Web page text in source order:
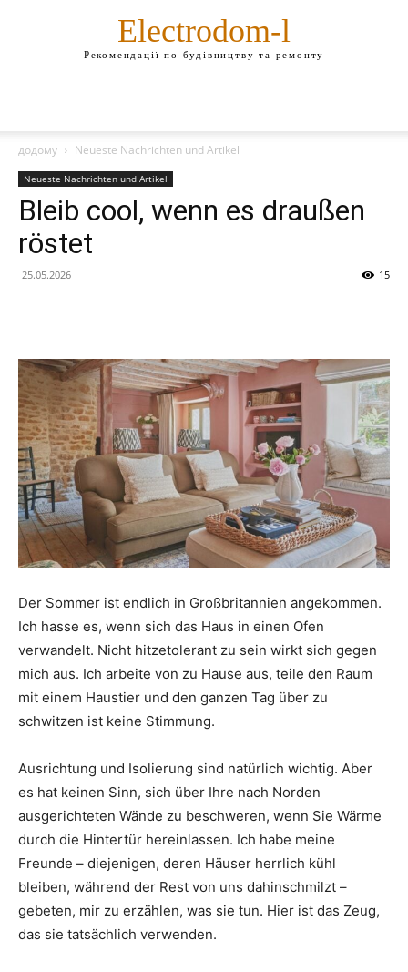
Electrodom-l
Рекомендації по будівництву та ремонту
додому Neueste Nachrichten und Artikel
Neueste Nachrichten und Artikel
Bleib cool, wenn es draußen
röstet
25.05.2026 15
Der Sommer ist endlich in Großbritannien angekommen.
Ich hasse es, wenn sich das Haus in einen Ofen
verwandelt. Nicht hitzetolerant zu sein wirkt sich gegen
mich aus. Ich arbeite von zu Hause aus, teile den Raum
mit einem Haustier und den ganzen Tag über zu
schwitzen ist keine Stimmung.
Ausrichtung und Isolierung sind natürlich wichtig. Aber
es hat keinen Sinn, sich über Ihre nach Norden
ausgerichteten Wände zu beschweren, wenn Sie Wärme
durch die Hintertür hereinlassen. Ich habe meine
Freunde – diejenigen, deren Häuser herrlich kühl
bleiben, während der Rest von uns dahinschmilzt –
gebeten, mir zu erzählen, was sie tun. Hier ist das Zeug,
das sie tatsächlich verwenden.